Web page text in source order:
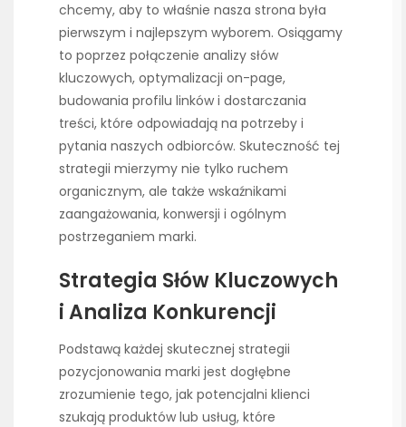
chcemy, aby to właśnie nasza strona była
pierwszym i najlepszym wyborem. Osiągamy
to poprzez połączenie analizy słów
kluczowych, optymalizacji on-page,
budowania profilu linków i dostarczania
treści, które odpowiadają na potrzeby i
pytania naszych odbiorców. Skuteczność tej
strategii mierzymy nie tylko ruchem
organicznym, ale także wskaźnikami
zaangażowania, konwersji i ogólnym
postrzeganiem marki.
Strategia Słów Kluczowych
i Analiza Konkurencji
Podstawą każdej skutecznej strategii
pozycjonowania marki jest dogłębne
zrozumienie tego, jak potencjalni klienci
szukają produktów lub usług, które